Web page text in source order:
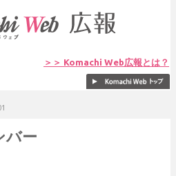
＞＞ Komachi Web広報とは？
バー